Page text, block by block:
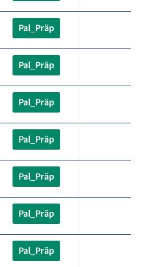
Pal_Präp
Pal_Präp
Pal_Präp
Pal_Präp
Pal_Präp
Pal_Präp
Pal_Präp